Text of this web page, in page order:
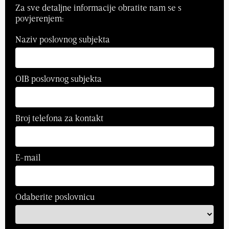
Za sve detaljne informacije obratite nam se s
povjerenjem:
Naziv poslovnog subjekta
OIB poslovnog subjekta
Broj telefona za kontakt
E-mail
Odaberite poslovnicu